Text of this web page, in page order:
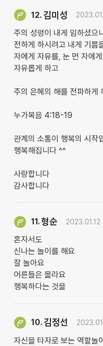
12.김미성
주의 성령이 내게 임하셨으
전하게 하시려고 내게 기름
자에게 자유를, 눈 먼 자에
자유롭게 하고
주의 은혜의 해를 전파하게
누가복음 4:18-19
관계의 소통이 행복의 시작
행복해집니다 ^^
사랑합니다
감사합니다
11.형순 2023.01.12
혼자서도
신나는 놀이를 해요
잘 놀아요
어른들은 몰라요
행복하다는 것을
10.김정선
자신을 타자로 보는 역할놀이